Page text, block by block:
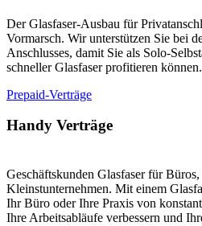
Der Glasfaser-Ausbau für
Vormarsch. Wir unterstützen Sie bei
Anschlusses, damit Sie als Solo-
schneller Glasfaser profitieren können.
Prepaid-Verträge
Handy Verträge
Geschäftskunden Glasfaser für
Kleinstunternehmen. Mit einem
Ihr Büro oder Ihre Praxis von
Ihre Arbeitsabläufe verbessern und